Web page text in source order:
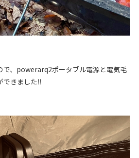
で、powerarq2ポータブル電源と電気毛
できました‼️